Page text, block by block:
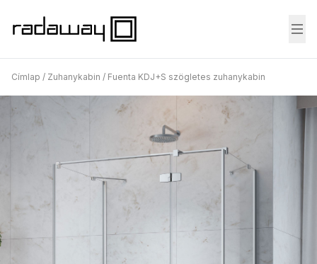
Címlap / Zuhanykabin / Fuenta KDJ+S szögletes zuhanykabin